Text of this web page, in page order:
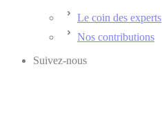
Le coin des experts
Nos contributions
Suivez-nous